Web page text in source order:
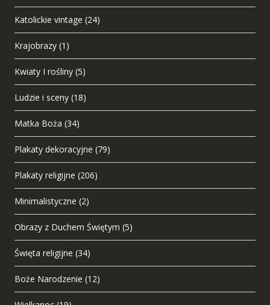
Katolickie vintage (24)
Krajobrazy (1)
Kwiaty I rośliny (5)
Ludzie i sceny (18)
Matka Boża (34)
Plakaty dekoracyjne (79)
Plakaty religijne (206)
Minimalistyczne (2)
Obrazy z Duchem Świętym (5)
Święta religijne (34)
Boże Narodzenie (12)